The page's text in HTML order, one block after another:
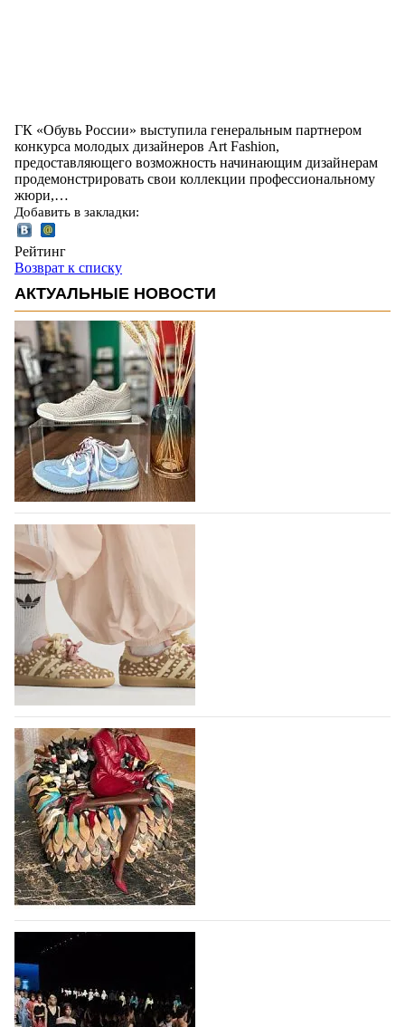
ГК «Обувь России» выступила генеральным партнером
конкурса молодых дизайнеров Art Fashion,
предоставляющего возможность начинающим дизайнерам
продемонстрировать свои коллекции профессиональному
жюри,…
Добавить в закладки:
Рейтинг
Возврат к списку
АКТУАЛЬНЫЕ НОВОСТИ
В следующем году итальянский бренд
IGI&CO отметит свое 25-летие
Компания IGI&CO была основана в 2002 году как
проект, посвященный здоровью,
высокотехнологичным продуктам, стилистическим
исследованиям и итальянскому…
10.08.2026 166
Вышли новые кроссовки Adidas Samba в
принте, имитирующем шкуру оленя
Использование анималистичных принтов в дизайне
кроссовок Adidas Samba началось с выпуска
коллаборации Adidas и Wales Bonner, в 2023 году
немецкий бренд выпустил кроссовки Samba в
леопардовом принте, и они имели…
10.08.2026 648
Итальянская Ferragamo вернулась к
прибыльности в первом полугодии 2026
года